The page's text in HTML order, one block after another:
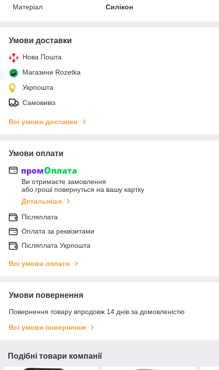
Матеріал
Силікон
Умови доставки
Нова Пошта
Магазини Rozetka
Укрпошта
Самовивіз
Всі умови доставки
Умови оплати
Ви отримаєте замовлення
або гроші повернуться на вашу картку
Детальніше
Післяплата
Оплата за реквізитами
Післяплата Укрпошта
Всі умови оплати
Умови повернення
Повернення товару впродовж 14 днів за домовленістю
Всі умови повернення
Подібні товари компанії